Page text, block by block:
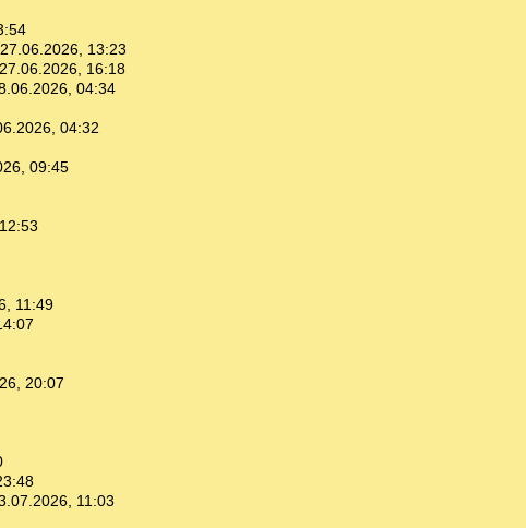
27.06.2026, 13:23
27.06.2026, 16:18
04:34
04:32
09:45
11:49
20:07
11:03